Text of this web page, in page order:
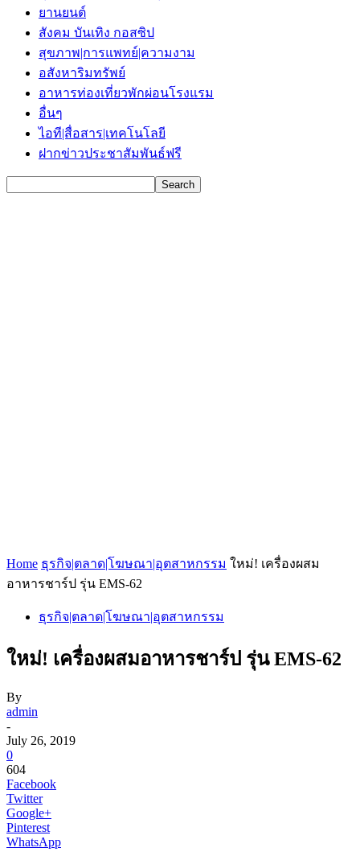
ยานยนต์
สังคม บันเทิง กอสซิป
สุขภาพ|การแพทย์|ความงาม
อสังหาริมทรัพย์
อาหารท่องเที่ยวพักผ่อนโรงแรม
อื่นๆ
ไอที|สื่อสาร|เทคโนโลยี
ฝากข่าวประชาสัมพันธ์ฟรี
Home ธุรกิจ|ตลาด|โฆษณา|อุตสาหกรรม ใหม่! เครื่องผสม
อาหารชาร์ป รุ่น EMS-62
ธุรกิจ|ตลาด|โฆษณา|อุตสาหกรรม
ใหม่! เครื่องผสมอาหารชาร์ป รุ่น EMS-62
By
admin
-
July 26, 2019
0
604
Facebook
Twitter
Google+
Pinterest
WhatsApp